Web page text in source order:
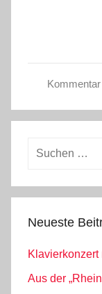
k
e
A
Suchen
Neueste
Klavierkonzert
Aus der